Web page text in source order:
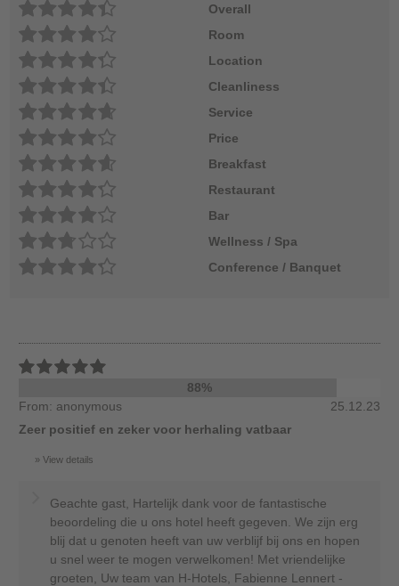
Overall
Room
Location
Cleanliness
Service
Price
Breakfast
Restaurant
Bar
Wellness / Spa
Conference / Banquet
88%
From: anonymous
25.12.23
Zeer positief en zeker voor herhaling vatbaar
View details
Geachte gast, Hartelijk dank voor de fantastische
beoordeling die u ons hotel heeft gegeven. We zijn erg
blij dat u genoten heeft van uw verblijf bij ons en hopen
u snel weer te mogen verwelkomen! Met vriendelijke
groeten, Uw team van H-Hotels, Fabienne Lennert -